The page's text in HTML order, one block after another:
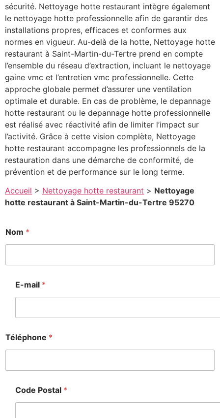
sécurité. Nettoyage hotte restaurant intègre également
le nettoyage hotte professionnelle afin de garantir des
installations propres, efficaces et conformes aux
normes en vigueur. Au-delà de la hotte, Nettoyage hotte
restaurant à Saint-Martin-du-Tertre prend en compte
l’ensemble du réseau d’extraction, incluant le nettoyage
gaine vmc et l’entretien vmc professionnelle. Cette
approche globale permet d’assurer une ventilation
optimale et durable. En cas de problème, le depannage
hotte restaurant ou le depannage hotte professionnelle
est réalisé avec réactivité afin de limiter l’impact sur
l’activité. Grâce à cette vision complète, Nettoyage
hotte restaurant accompagne les professionnels de la
restauration dans une démarche de conformité, de
prévention et de performance sur le long terme.
Accueil > Nettoyage hotte restaurant > Nettoyage
hotte restaurant à Saint-Martin-du-Tertre 95270
Nom *
E-mail *
Téléphone *
Code Postal *